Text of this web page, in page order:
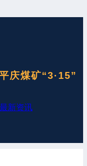
庆煤矿“3·15”
最新资讯